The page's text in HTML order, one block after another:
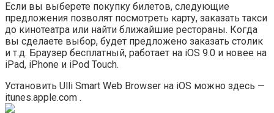
Если вы выберете покупку билетов, следующие
предложения позволят посмотреть карту, заказать такси
до кинотеатра или найти ближайшие рестораны. Когда
вы сделаете выбор, будет предложено заказать столик
и т.д. Браузер бесплатный, работает на iOS 9.0 и новее на
iPad, iPhone и iPod Touch.
Установить Ulli Smart Web Browser на iOS можно здесь —
itunes.apple.com .